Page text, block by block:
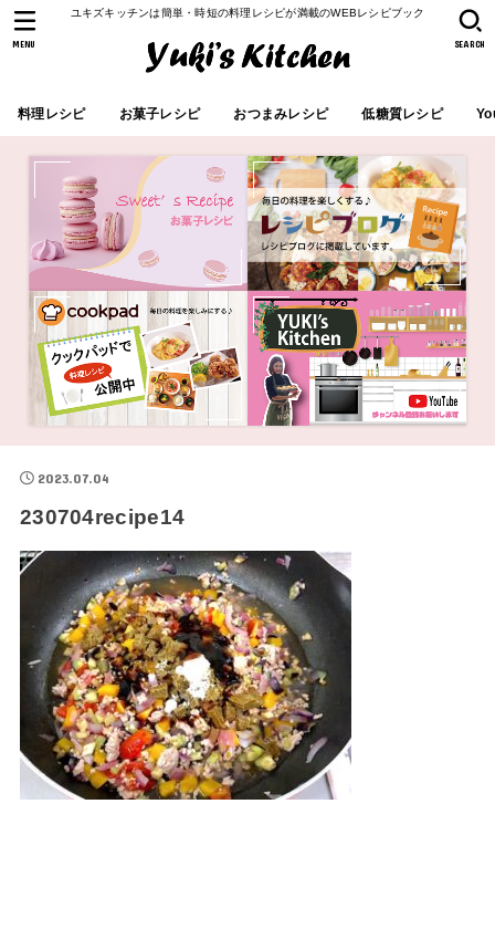
ユキズキッチンは簡単・時短の料理レシピが満載のWEBレシピブック
料理レシピ お菓子レシピ おつまみレシピ 低糖質レシピ
SEARCH
MENU
2023.07.04
230704recipe14